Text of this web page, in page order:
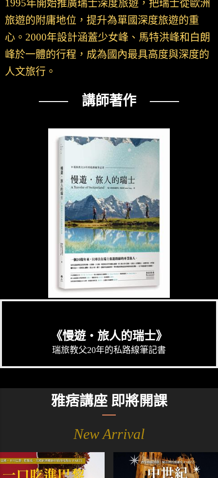
1995年開始推廣瑞士深度旅遊，把瑞士從歐洲
旅遊的附庸地位，提升為單國深度旅遊的重
心。2000年設計涵蓋少女峰、馬特洪峰和白朗
峰於一體的行程，成為國內最具高度與深度的
人文旅行。
─── 講師著作 ───
《慢遊‧旅人的瑞士》
瑞旅教父20年的私路線筆記書
雅痞講座 即將開課
New Arrival